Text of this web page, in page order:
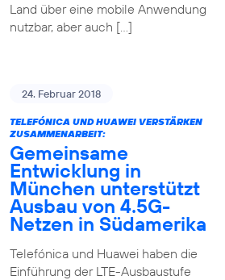
Land über eine mobile Anwendung
nutzbar, aber auch […]
24. Februar 2018
TELEFÓNICA UND HUAWEI VERSTÄRKEN
ZUSAMMENARBEIT:
Gemeinsame
Entwicklung in
München unterstützt
Ausbau von 4.5G-
Netzen in Südamerika
Telefónica und Huawei haben die
Einführung der LTE-Ausbaustufe